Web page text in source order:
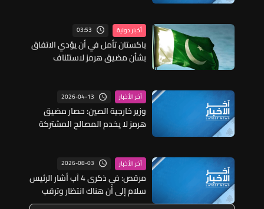
أخبار دولية 03:53
باكستان تأمل في أن يؤدي الاتفاق
بشأن مضيق هرمز لاستئناف
آخر الأخبار 2026-04-13
وزير خارجية الصين: حصار مضيق
هرمز لا يخدم المصالح المشتركة
آخر الأخبار 2026-08-03
مرقص: في ذكرى 4 آب أشار الرئيس
سلام إلى أن هناك انتظار وترقب
لصدور القرار الإتهامي في غضون